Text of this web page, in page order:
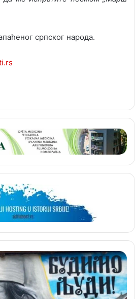
српског народа.